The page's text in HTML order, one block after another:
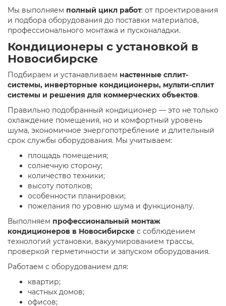
Мы выполняем полный цикл работ: от проектирования
и подбора оборудования до поставки материалов,
профессионального монтажа и пусконаладки.
Кондиционеры с установкой в
Новосибирске
Подбираем и устанавливаем настенные сплит-
системы, инверторные кондиционеры, мульти-сплит
системы и решения для коммерческих объектов.
Правильно подобранный кондиционер — это не только
охлаждение помещения, но и комфортный уровень
шума, экономичное энергопотребление и длительный
срок службы оборудования. Мы учитываем:
площадь помещения;
солнечную сторону;
количество техники;
высоту потолков;
особенности планировки;
пожелания по уровню шума и функционалу.
Выполняем профессиональный монтаж
кондиционеров в Новосибирске с соблюдением
технологий установки, вакуумированием трассы,
проверкой герметичности и запуском оборудования.
Работаем с оборудованием для:
квартир;
частных домов;
офисов;